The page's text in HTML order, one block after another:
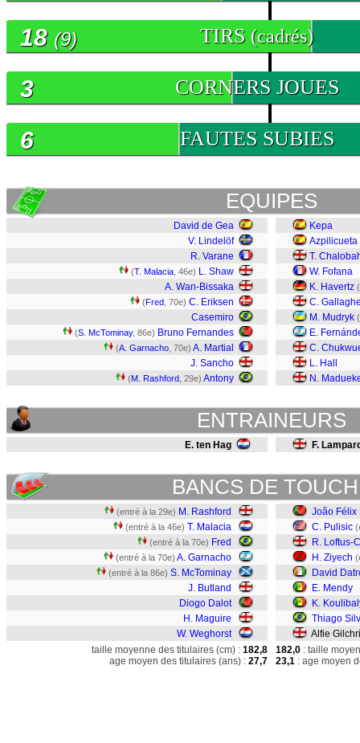
TIRS (cadrés)
18 (9)
CORNERS JOUES
3
FAUTES SUBIES
6
EQUIPES
David de Gea
V. Lindelöf
R. Varane
(T. Malacia , 46e) L. Shaw
A. Wan-Bissaka
(Fred , 70e) C. Eriksen
Casemiro
(S. McTominay, 86e) Bruno Fernandes
(A. Garnacho , 70e) A. Martial
J. Sancho
(M. Rashford , 29e) Antony
Kepa
Azpilicueta
T.
W. Fofana
K. Havertz (
C.
M. Mudryk (
E.
C.
L. Hall
N.
ENTRAINEURS
E. ten Hag F.
BANCS DE
(entré à la 29e) M. Rashford
(entré à la 46e) T. Malacia
(entré à la 70e) Fred
(entré à la 70e) A. Garnacho
(entré à la 86e) S. McTominay
J. Butland
Diogo Dalot
H. Maguire
W. Weghorst
João Félix
C. Pulisic
R. Loftus-
H. Ziyech
David
E. Mendy
K.
Thiago
Alfie
taille moyenne des titulaires (cm) : 182,8
age moyen des titulaires (ans) : 27,7
182,0 : taille
23,1 : age moyen